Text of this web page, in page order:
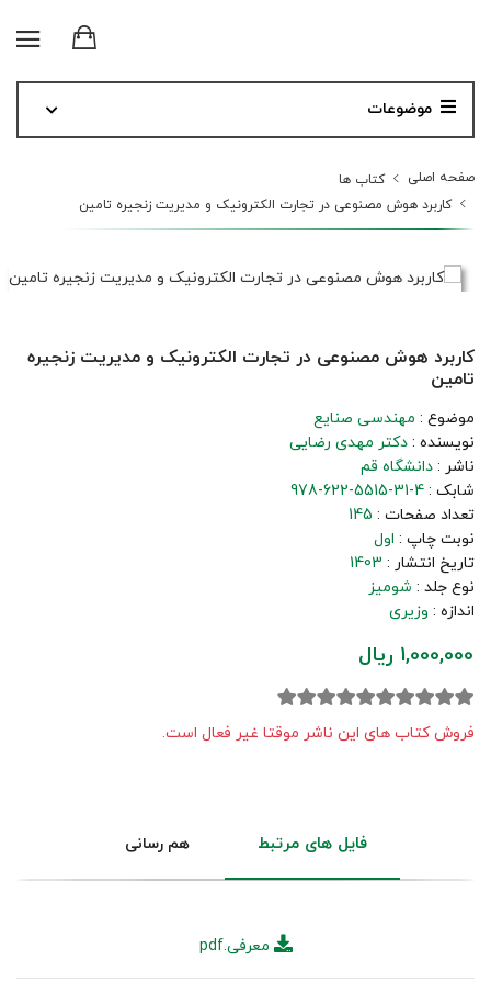
موضوعات
صفحه اصلی
کتاب ها
کاربرد هوش مصنوعی در تجارت الکترونیک و مدیریت زنجیره تامین
کاربرد هوش مصنوعی در تجارت الکترونیک و مدیریت زنجیره
تامین
موضوع : مهندسی صنایع
نویسنده : دکتر مهدی رضایی
ناشر : دانشگاه قم
شابک : 978-622-5515-31-4
تعداد صفحات : 145
نوبت چاپ : اول
تاریخ انتشار : 1403
نوع جلد : شومیز
اندازه : وزیری
1,000,000 ریال
فروش کتاب های این ناشر موقتا غیر فعال است.
فایل های مرتبط هم رسانی
معرفی.pdf